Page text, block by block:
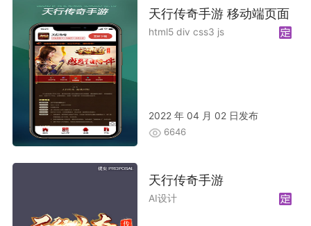
天行传奇手游 移动端页面
html5 div css3 js
2022 年 04 月 02 日发布
6646
天行传奇手游
AI设计